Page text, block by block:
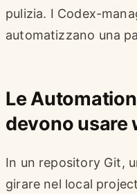
pulizia. I Codex-
automatizzano una
Le
devono usare
In un repository Git,
girare nel local